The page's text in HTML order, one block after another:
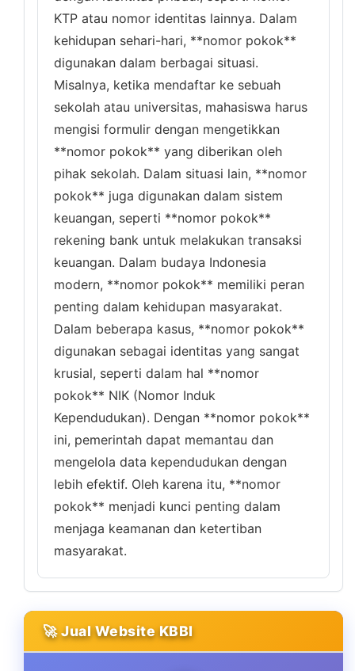
KTP atau nomor identitas lainnya. Dalam
kehidupan sehari-hari, **nomor pokok**
digunakan dalam berbagai situasi.
Misalnya, ketika mendaftar ke sebuah
sekolah atau universitas, mahasiswa harus
mengisi formulir dengan mengetikkan
**nomor pokok** yang diberikan oleh
pihak sekolah. Dalam situasi lain, **nomor
pokok** juga digunakan dalam sistem
keuangan, seperti **nomor pokok**
rekening bank untuk melakukan transaksi
keuangan. Dalam budaya Indonesia
modern, **nomor pokok** memiliki peran
penting dalam kehidupan masyarakat.
Dalam beberapa kasus, **nomor pokok**
digunakan sebagai identitas yang sangat
krusial, seperti dalam hal **nomor
pokok** NIK (Nomor Induk
Kependudukan). Dengan **nomor pokok**
ini, pemerintah dapat memantau dan
mengelola data kependudukan dengan
lebih efektif. Oleh karena itu, **nomor
pokok** menjadi kunci penting dalam
menjaga keamanan dan ketertiban
masyarakat.
🚀 Jual Website KBBI